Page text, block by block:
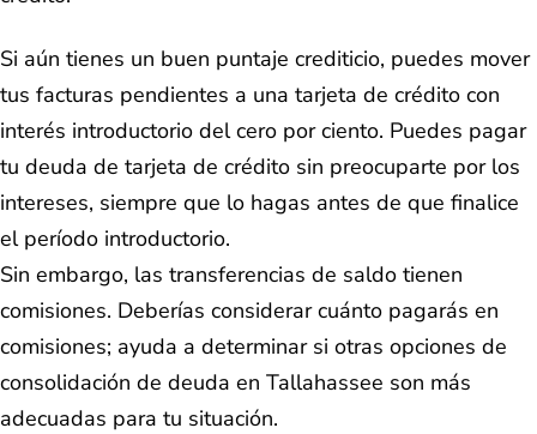
Si aún tienes un buen puntaje crediticio, puedes mover
tus facturas pendientes a una tarjeta de crédito con
interés introductorio del cero por ciento. Puedes pagar
tu deuda de tarjeta de crédito sin preocuparte por los
intereses, siempre que lo hagas antes de que finalice
el período introductorio.
Sin embargo, las transferencias de saldo tienen
comisiones. Deberías considerar cuánto pagarás en
comisiones; ayuda a determinar si otras opciones de
consolidación de deuda en Tallahassee son más
adecuadas para tu situación.